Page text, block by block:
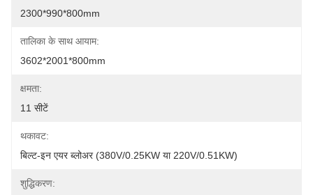
2300*990*800mm
तालिका के साथ आयाम:
3602*2001*800mm
क्षमता:
11 सीटें
थकावट:
बिल्ट-इन एयर ब्लोअर (380V/0.25KW या 220V/0.51KW)
शुद्धिकरण: